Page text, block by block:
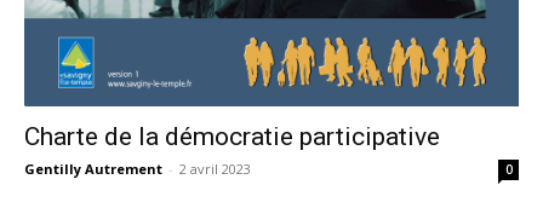
Charte de la démocratie participative
Gentilly Autrement - 2 avril 2023 0